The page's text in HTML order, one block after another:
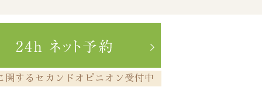
関するセカンドオピニオン受付中